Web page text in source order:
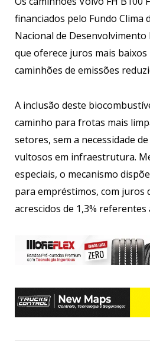
financiados pelo Fundo Clima
Nacional de Desenvolvimento
que oferece juros mais
caminhões de emissões
A inclusão deste
caminho para frotas mais
setores, sem a necessidade
vultosos em infraestrutura.
especiais, o mecanismo
para empréstimos, com juros
acrescidos de 1,3% referentes